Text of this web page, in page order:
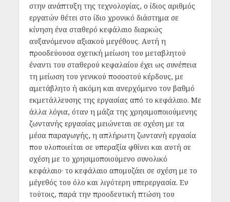
στην ανάπτυξη της τεχνολογίας, ο ίδιος αριθμός
εργατών θέτει στο ίδιο χρονικό διάστημα σε
κίνηση ένα σταθερό κεφάλαιο διαρκώς
αυξανόμενου αξιακού μεγέθους. Αυτή η
προοδεύουσα σχετική μείωση του μεταβλητού
έναντι του σταθερού κεφαλαίου έχει ως συνέπεια
τη μείωση του γενικού ποσοστού κέρδους, με
αμετάβλητο ή ακόμη και ανερχόμενο τον βαθμό
εκμετάλλευσης της εργασίας από το κεφάλαιο. Με
άλλα λόγια, όταν η μάζα της χρησιμοποιούμενης
ζωντανής εργασίας μειώνεται σε σχέση με τα
μέσα παραγωγής, η απλήρωτη ζωντανή εργασία
που υλοποιείται σε υπεραξία φθίνει και αυτή σε
σχέση με το χρησιμοποιούμενο συνολικό
κεφάλαιο· το κεφάλαιο απομυζάει σε σχέση με το
μέγεθός του όλο και λιγότερη υπερεργασία. Εν
τούτοις, παρά την προοδευτική πτώση του